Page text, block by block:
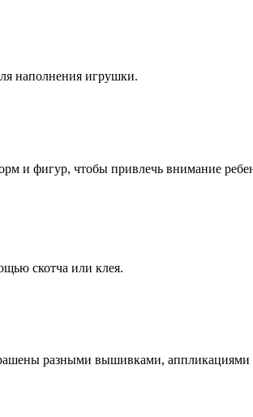
наполнения игрушки.
и фигур, чтобы привлечь внимание
скотча или клея.
разными вышивками,